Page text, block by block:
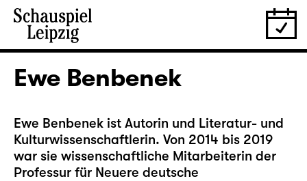
Ewe Benbenek
Ewe Benbenek ist Autorin und Literatur- und
Kulturwissenschaftlerin. Von 2014 bis 2019
war sie wissenschaftliche Mitarbeiterin der
Professur für Neuere deutsche